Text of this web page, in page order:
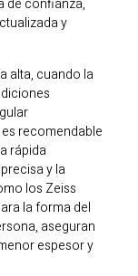
de confianza,
y
alta, cuando la
recomendable
rápida
y la
los Zeiss
la forma del
aseguran
espesor y